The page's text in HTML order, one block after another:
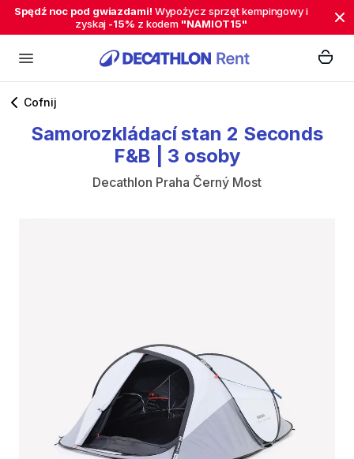
Spędź noc pod gwiazdami! Wypożycz sprzęt kempingowy i
zyskaj -15% z kodem "NAMIOT15"
Cofnij
Samorozkládací stan 2 Seconds
F&B
3 osoby
Decathlon Praha Černý Most